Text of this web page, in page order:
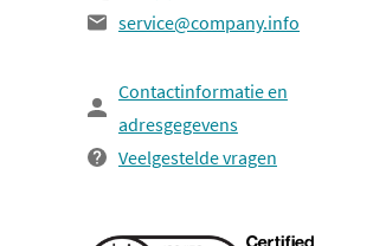
service@company.info
Contactinformatie en
adresgegevens
Veelgestelde vragen